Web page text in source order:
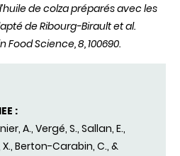
de colza préparés avec les
de Ribourg-Birault et al.
Food Science, 8, 100690.
:
A., Vergé, S., Sallan, E.,
Berton-Carabin, C., &